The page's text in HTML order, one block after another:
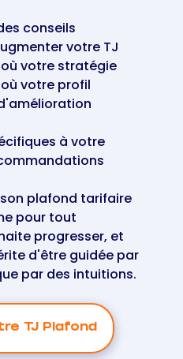
conseils
votre TJ
votre stratégie
votre profil
à votre
plafond tarifaire
pour tout
progresser, et
d'être guidée par
par des intuitions.
TJ Plafond